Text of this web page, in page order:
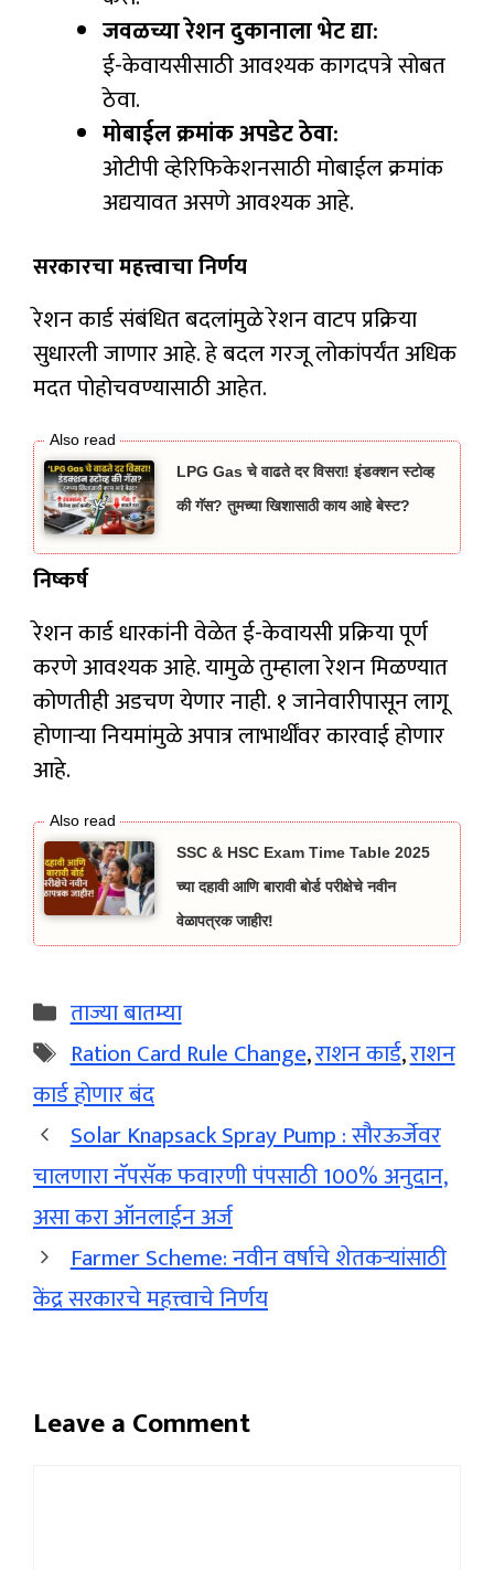
जवळच्या रेशन दुकानाला भेट द्या:
ई-केवायसीसाठी आवश्यक कागदपत्रे सोबत
ठेवा.
मोबाईल क्रमांक अपडेट ठेवा:
ओटीपी व्हेरिफिकेशनसाठी मोबाईल क्रमांक
अद्ययावत असणे आवश्यक आहे.
सरकारचा महत्त्वाचा निर्णय
रेशन कार्ड संबंधित बदलांमुळे रेशन वाटप प्रक्रिया
सुधारली जाणार आहे. हे बदल गरजू लोकांपर्यंत अधिक
मदत पोहोचवण्यासाठी आहेत.
LPG Gas चे वाढते दर विसरा! इंडक्शन स्टोव्ह
की गॅस? तुमच्या खिशासाठी काय आहे बेस्ट?
निष्कर्ष
रेशन कार्ड धारकांनी वेळेत ई-केवायसी प्रक्रिया पूर्ण
करणे आवश्यक आहे. यामुळे तुम्हाला रेशन मिळण्यात
कोणतीही अडचण येणार नाही. १ जानेवारीपासून लागू
होणाऱ्या नियमांमुळे अपात्र लाभार्थींवर कारवाई होणार
आहे.
SSC & HSC Exam Time Table 2025
च्या दहावी आणि बारावी बोर्ड परीक्षेचे नवीन
वेळापत्रक जाहीर!
Categories
ताज्या बातम्या
Tags
Ration Card Rule Change,राशन कार्ड,राशन
कार्ड होणार बंद
Solar Knapsack Spray Pump : सौरऊर्जेवर
चालणारा नॅपसॅक फवारणी पंपसाठी 100% अनुदान,
असा करा ऑनलाईन अर्ज
Farmer Scheme: नवीन वर्षाचे शेतकऱ्यांसाठी
केंद्र सरकारचे महत्त्वाचे निर्णय
Leave a Comment